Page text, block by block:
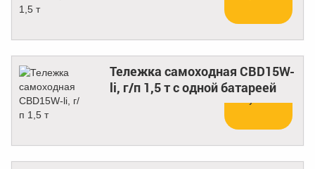
Тележка самоходная CBD15W-
li, г/п 1,5 т с одной батареей
Купить